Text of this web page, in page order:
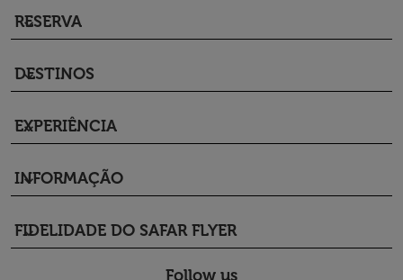
RESERVA
keyboard_arrow_down
DESTINOS
keyboard_arrow_down
EXPERIÊNCIA
keyboard_arrow_down
INFORMAÇÃO
keyboard_arrow_down
FIDELIDADE DO SAFAR FLYER
keyboard_arrow_down
Follow us